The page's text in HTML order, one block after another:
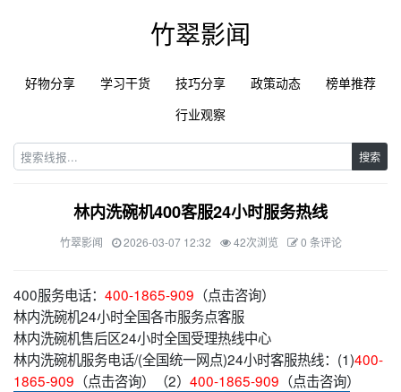
竹翠影闻
好物分享 学习干货 技巧分享 政策动态
榜单推荐
行业观察
搜索
林内洗碗机400客服24小时服务热线
竹翠影闻 2026-03-07 12:32 42次浏览 0 条评论
400服务电话： 400-1865-909 （点击咨询）
林内洗碗机24小时全国各市服务点客服
林内洗碗机售后区24小时全国受理热线中心
林内洗碗机服务电话/(全国统一网点)24小时客服热线：(1)400-
1865-909 （点击咨询）（2） 400-1865-909 （点击咨询）